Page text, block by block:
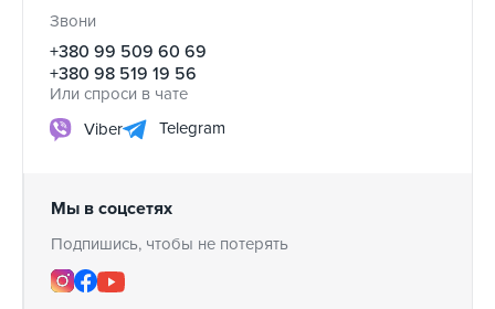
Звони
+380 99 509 60 69
+380 98 519 19 56
Или спроси в чате
Viber
Telegram
Мы в соцсетях
Подпишись, чтобы не потерять